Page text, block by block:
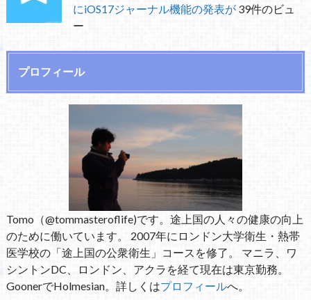
にiOS17ジャーナル機能の発表が 39件のビュ
ー
プロフィール
Tomo（@tommasteroflife)です。途上国の人々の健康の向上
のために働いています。 2007年にロンドン大学衛生・熱帯
医学校の「途上国の公衆衛生」コースを修了。 マニラ、ワ
シントンDC、ロンドン、アクラを経て現在は東京勤務。
GoonerでHolmesian。詳しくはプロフィールへ。